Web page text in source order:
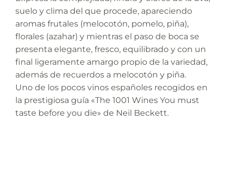
de clientes
suelo y clima del que procede, apareciendo
aromas frutales (melocotón, pomelo, piña),
florales (azahar) y mientras el paso de boca se
presenta elegante, fresco, equilibrado y con un
final ligeramente amargo propio de la variedad,
además de recuerdos a melocotón y piña.
Uno de los pocos vinos españoles recogidos en
la prestigiosa guía «The 1001 Wines You must
taste before you die» de Neil Beckett.